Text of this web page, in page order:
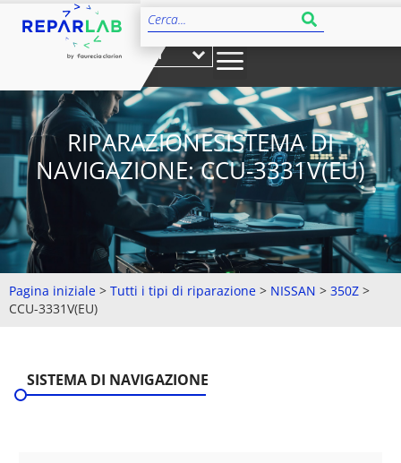
IT
RIPARAZIONESISTEMA DI
NAVIGAZIONE: CCU-3331V(EU)
Pagina iniziale > Tutti i tipi di riparazione > NISSAN > 350Z >
CCU-3331V(EU)
SISTEMA DI NAVIGAZIONE